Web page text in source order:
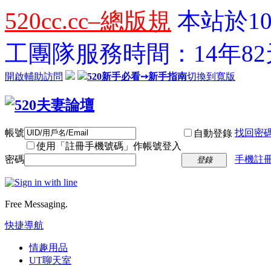
520cc.cc–總版規 本站於
工團隊服務時間：14年
開啟輔助訪問 520新手必看➙新手指南切換到寬版
帳號
使用「註冊手機號碼」作帳號登入
自動登錄 找回密
密碼 登錄 手機註
Free Messaging.
快捷導航
情趣用品
UT聊天室